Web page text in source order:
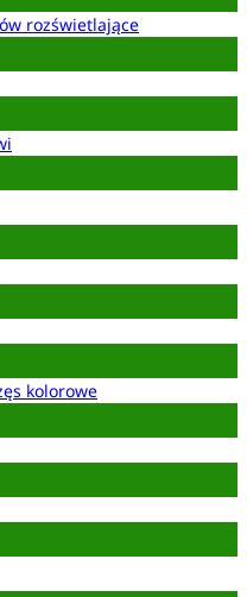
rozświetlające
kolorowe